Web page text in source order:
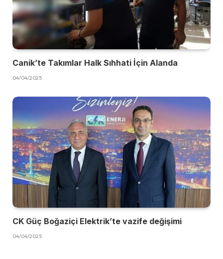
Canik’te Takımlar Halk Sıhhati İçin Alanda
04/04/2025
CK Güç Boğaziçi Elektrik’te vazife değişimi
04/04/2025